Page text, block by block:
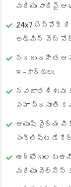
మరియు వారిపై
24x7 బెస్పోక్
అడ్మిన్ వెబ్
నగదు రహిత
ఇ-కార్డులు.
నవజాత శిశువు
సహా ప్రసూతి
ఆయుష్ వైద్య
సంక్లిష్ట
ఉద్యోగులకు
మరియు వెల్‌నెస్